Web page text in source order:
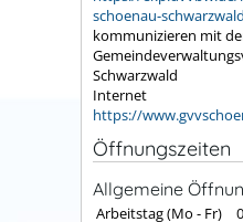
schoenau-
kommunizieren mit
Schwarzwald
Internet
https://
Öffnungszeiten
Allgemeine
Arbeitstag (Mo - Fr)